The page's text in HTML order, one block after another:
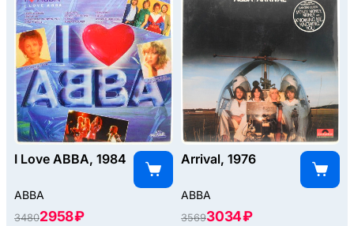
I Love ABBA, 1984
ABBA
34802958 ₽
Arrival, 1976
ABBA
35693034 ₽